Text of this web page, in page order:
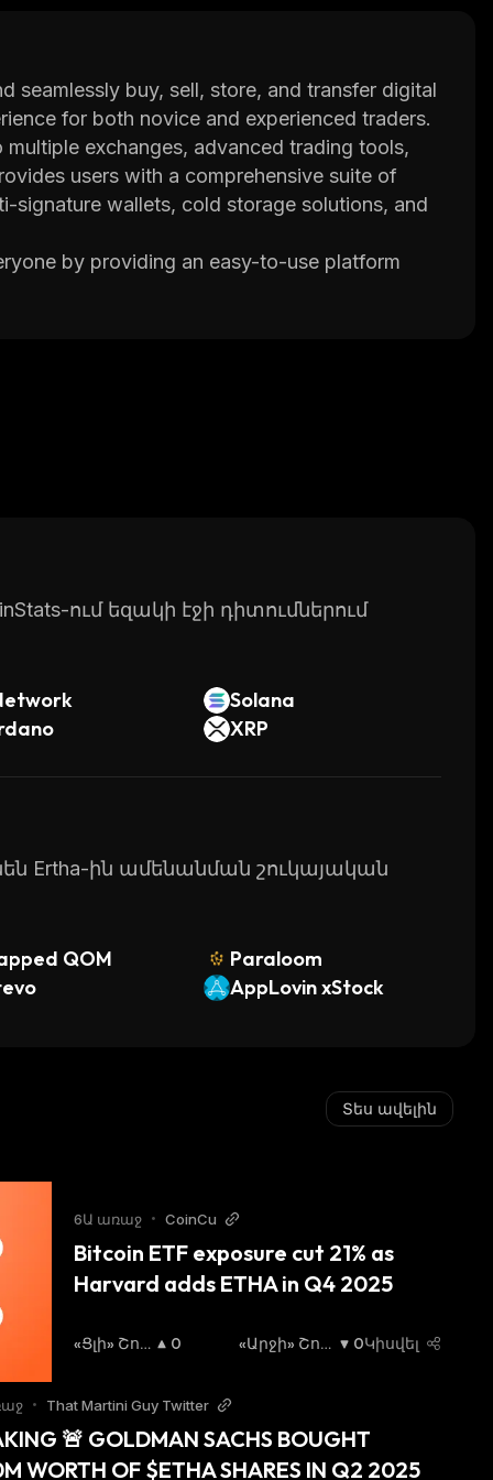
seamlessly buy, sell, store, and transfer digital
for both novice and experienced traders.
exchanges, advanced trading tools,
users with a comprehensive suite of
signature wallets, cold storage solutions, and
by providing an easy-to-use platform
in order to ensure the highest level of
ensuring maximum security.
on the platform access to liquidity from
quickly.
trading.
ում եզակի էջի դիտումներում
Solana
XRP
Ertha-ին ամենանման շուկայական
QOM
Paraloom
AppLovin xStock
Տես ավելին
6Ա առաջ • CoinCu
Bitcoin ETF exposure cut 21% as
Harvard adds ETHA in Q4 2025
«Ցլի» Շու
0
«Արջի» Շու
0Կիսվել
• That Martini Guy Twitter
🚨 GOLDMAN SACHS BOUGHT
WORTH OF $ETHA SHARES IN Q2 2025